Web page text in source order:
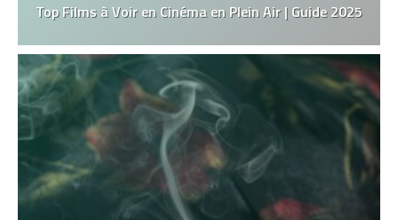
Top Films à Voir en Cinéma en Plein Air | Guide 2025